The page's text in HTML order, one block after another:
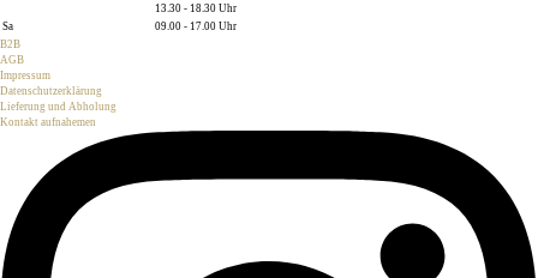
13.30 - 18.30 Uhr
Sa
09.00 - 17.00 Uhr
B2B
AGB
Impressum
Datenschutzerklärung
Lieferung und Abholung
Kontakt aufnahemen